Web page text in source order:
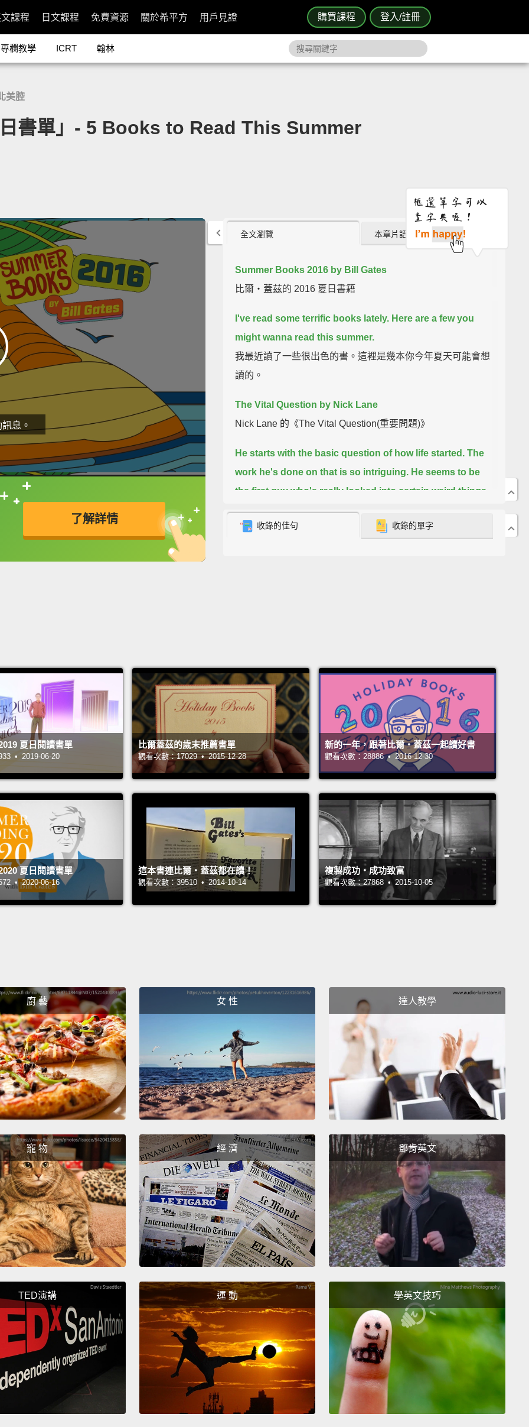
購買課程 登入/註冊
課程 日文課程 免費資源 關於希平方 用戶見證
專欄教學 ICRT 翰林
美腔
書單」- 5 Books to Read This Summer
息。
了解詳情
接查字典喔！
英
全文瀏覽 本章片語 (5)
Summer Books 2016 by Bill Gates
比爾‧蓋茲的 2016 夏日書籍
I've read some terrific books lately. Here are a few you
might wanna read this summer.
我最近讀了一些很出色的書。這裡是幾本你今年夏天可能會想
讀的。
The Vital Question by Nick Lane
Nick Lane 的《The Vital Question(重要問題)》
He starts with the basic question of how life started. The
work he's done on that is so intriguing. He seems to be
the first guy who's really looked into certain weird things
about the mitochondria. But he puts forward all sorts of
ideas about different diseases that really bear looking
Yuval Noah Harari 的《Sapiens: A Brief History of
Humankind(人類大歷史：從野獸到扮演上帝)》
Sapiens is really good. And there's a lot of things about
early human history that most people haven't been
exposed to.
And he's good and succinct on that.
then he goes off in many directions, like, "Are we happier
than we've ever been?" "And what about robots?" It's got
the broad framework. It's a great book.
Sapiens 這本書真的很棒。早期人類歷史有許多是大部分的人
沒接觸過的。而作者對那很擅長也很簡潔明瞭。接著他來到許
多面向，像是「我們比以前更開心嗎？」「機器人怎麼樣？」
這本書的架構很廣。是本好書。
This book has tons of good stuff in it for a non-
mathematician.
He updates you about the world of math,
what advances have taken place.
across.
In math, if you don't, kind of, practice it, you get
this attrition of your mathematical thinking.
這本書對非數學家來說有許多好東西。他更新你對數學世界的
認識、更新有哪些進展發生。作者的熱忱表露出來。數學的領
域，如果你沒有有點去運用的話，你的數學思考能力就會磨
損。
The Power to Compete by Ryoichi Mikitani and Hiroshi
Mikitani
三木谷良一和三木谷浩史的《The Power to Compete(競爭的
能力)》
To me, Japan is fascinating. In the 1980s and '90s, the
great stuff.
How did they lose their way? Why have these
companies not been more innovative? Japan's actually
had a hard time changing, but the country can be in very
good shape.
對我來說，日本很迷人。在 1980 和 90 年代，日本正在發展工
程和進行一些很棒的事。他們是怎麼迷失的？為什麼這些公司
沒有更創新呢？日本其實在改變上遭受困難，但這國家可以發
收錄的佳句 收錄的單字
夏日閱讀書單
• 2019-06-20
比爾蓋茲的歲末推薦書單
觀看次數：17029 • 2015-12-28
新的一年，跟著比爾‧蓋茲一起讀好書
觀看次數：28886 • 2016-12-30
夏日閱讀書單
• 2020-06-16
這本書連比爾‧蓋茲都在讀！
觀看次數：39510 • 2014-10-14
複製成功‧成功致富
觀看次數：27868 • 2015-10-05
廚 藝 女 性 達人教學
寵 物 經 濟 鄧肯英文
TED演講 運 動 學英文技巧